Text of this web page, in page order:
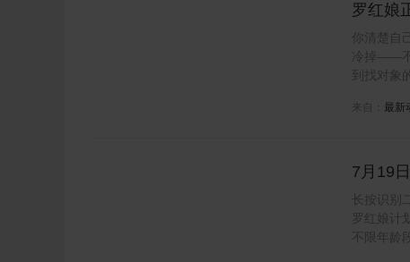
罗红娘
科学找
你清楚自
冷掉——
到找对象
来自： 最新
7月19
会员报名
长按识别
罗红娘计
不限年龄